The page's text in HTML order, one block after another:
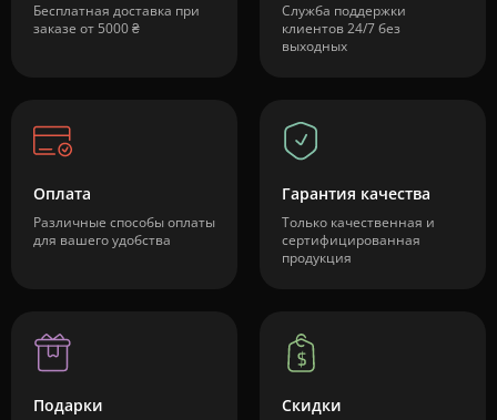
Бесплатная доставка при
заказе от 5000 ₴
Служба поддержки
клиентов 24/7 без
выходных
Оплата
Различные способы оплаты
для вашего удобства
Гарантия качества
Только качественная и
сертифицированная
продукция
Подарки Скидки